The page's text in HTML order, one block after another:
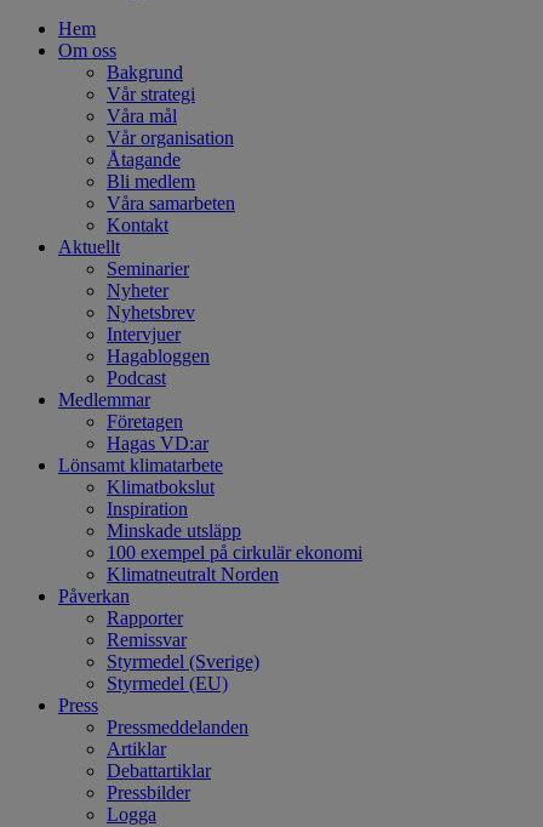
Hem
Om oss
Bakgrund
Vår strategi
Våra mål
Vår organisation
Åtagande
Bli medlem
Våra samarbeten
Kontakt
Aktuellt
Seminarier
Nyheter
Nyhetsbrev
Intervjuer
Hagabloggen
Podcast
Medlemmar
Företagen
Hagas VD:ar
Lönsamt klimatarbete
Klimatbokslut
Inspiration
Minskade utsläpp
100 exempel på cirkulär ekonomi
Klimatneutralt Norden
Påverkan
Rapporter
Remissvar
Styrmedel (Sverige)
Styrmedel (EU)
Press
Pressmeddelanden
Artiklar
Debattartiklar
Pressbilder
Logga